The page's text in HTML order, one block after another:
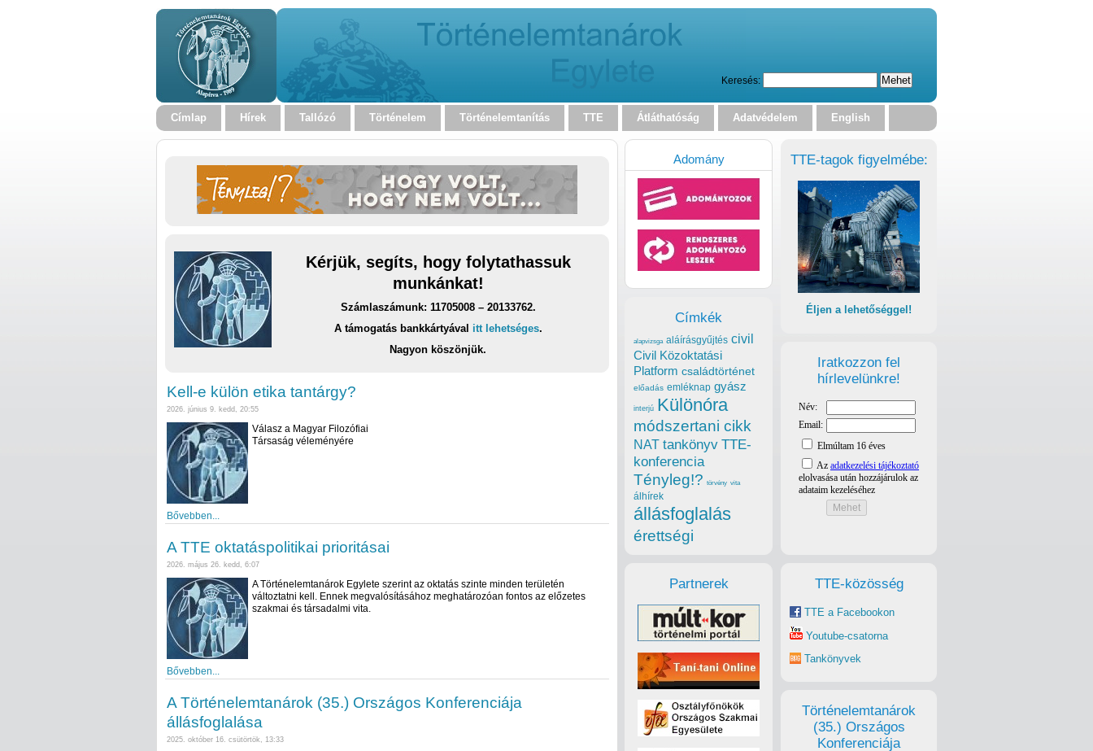
Keresés:
Címlap Hírek Tallózó Történelem Történelemtanítás TTE Átláthatóság Adatvédelem English
Kérjük, segíts, hogy folytathassuk
munkánkat!
Számlaszámunk: 11705008 – 20133762.
A támogatás bankkártyával itt lehetséges.
Nagyon köszönjük.
Kell-e külön etika tantárgy?
2026. június 9. kedd, 20:55
Válasz a Magyar Filozófiai
Társaság véleményére
Bővebben...
A TTE oktatáspolitikai prioritásai
2026. május 26. kedd, 6:07
A Történelemtanárok Egylete szerint az oktatás szinte minden területén
változtatni kell. Ennek megvalósításához meghatározóan fontos az előzetes
szakmai és társadalmi vita.
Bővebben...
A Történelemtanárok (35.) Országos Konferenciája
állásfoglalása
2025. október 16. csütörtök, 13:33
TTE-tagok figyelmébe:
Éljen a lehetőséggel!
Iratkozzon fel
hírlevelünkre!
TTE-közösség
TTE a Facebookon
Youtube-csatorna
Tankönyvek
Történelemtanárok
(35.) Országos
Konferenciája
Adomány
Címkék
alapvizsga aláírásgyűjtés civil
Civil Közoktatási
Platform családtörténet
előadás emléknap gyász
interjú Különóra
módszertani cikk
NAT tankönyv TTE-
konferencia
Tényleg!? törvény vita
álhírek
állásfoglalás
érettségi
Partnerek